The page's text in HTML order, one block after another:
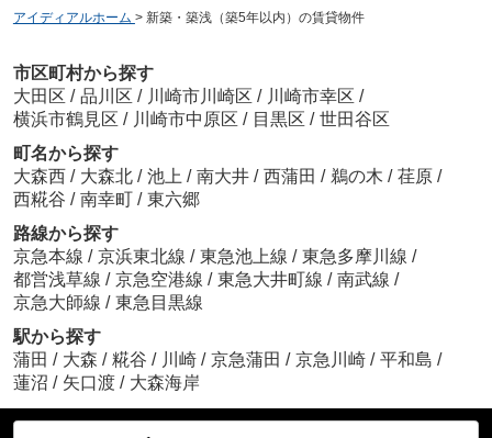
アイディアルホーム > 新築・築浅（築5年以内）の賃貸物件
市区町村から探す
大田区 / 品川区 / 川崎市川崎区 / 川崎市幸区 /
横浜市鶴見区 / 川崎市中原区 / 目黒区 / 世田谷区
町名から探す
大森西 / 大森北 / 池上 / 南大井 / 西蒲田 / 鵜の木 / 荏原 /
西糀谷 / 南幸町 / 東六郷
路線から探す
京急本線 / 京浜東北線 / 東急池上線 / 東急多摩川線 /
都営浅草線 / 京急空港線 / 東急大井町線 / 南武線 /
京急大師線 / 東急目黒線
駅から探す
蒲田 / 大森 / 糀谷 / 川崎 / 京急蒲田 / 京急川崎 / 平和島 /
蓮沼 / 矢口渡 / 大森海岸